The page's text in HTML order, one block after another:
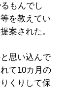
もんでし
を教えてい
案された。
思い込んで
て10カ月の
くりして保